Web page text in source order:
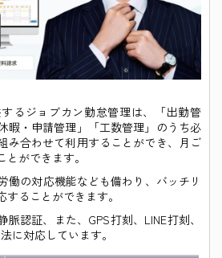
るジョブカン勤怠管理は、「出勤管
暇・申請管理」「工数管理」のうち必
み合わせて利用することができ、月ご
ができます。
働の対応機能なども備わり、バッチリ
ることができます。
認証、また、GPS打刻、LINE打刻、
に対応しています。